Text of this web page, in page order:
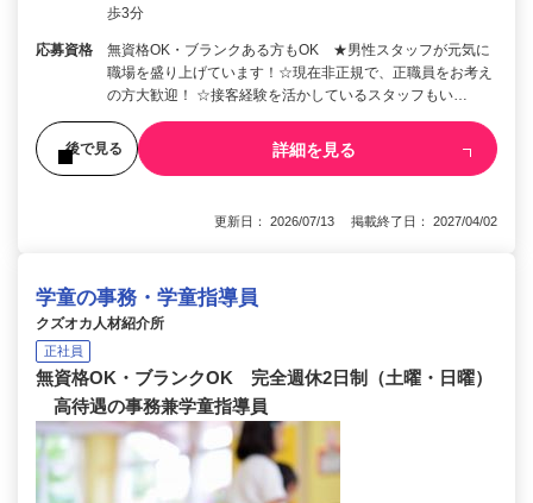
歩3分
応募資格
無資格OK・ブランクある方もOK ★男性スタッフが元気に
職場を盛り上げています！☆現在非正規で、正職員をお考え
の方大歓迎！ ☆接客経験を活かしているスタッフもい…
後で見る 詳細を見る
更新日： 2026/07/13 掲載終了日： 2027/04/02
学童の事務・学童指導員
クズオカ人材紹介所
正社員
無資格OK・ブランクOK 完全週休2日制（土曜・日曜）
高待遇の事務兼学童指導員